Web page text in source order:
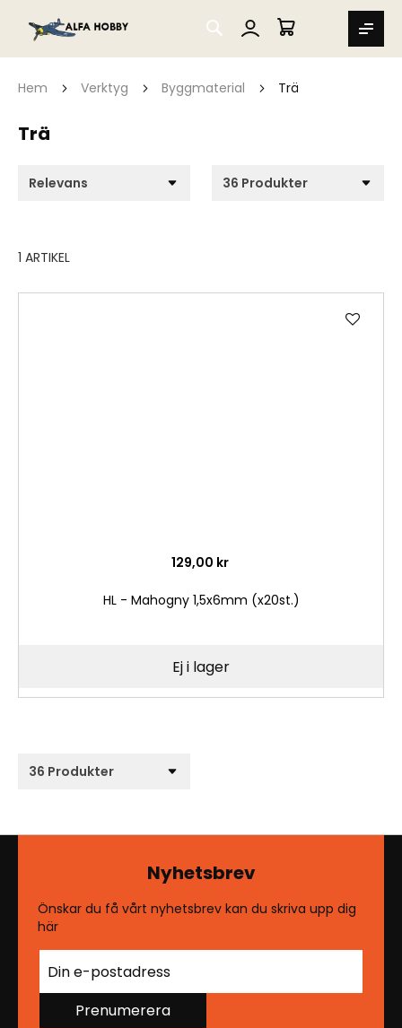
SEARCH
MIN VARUKORG
Hem Verktyg Byggmaterial Trä
Trä
1 ARTIKEL
129,00 kr
HL - Mahogny 1,5x6mm (x20st.)
Ej i lager
Nyhetsbrev
Önskar du få vårt nyhetsbrev kan du skriva upp dig
här
Prenumerera